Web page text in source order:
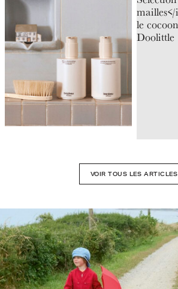
VOIR TOUS LES ARTICLES